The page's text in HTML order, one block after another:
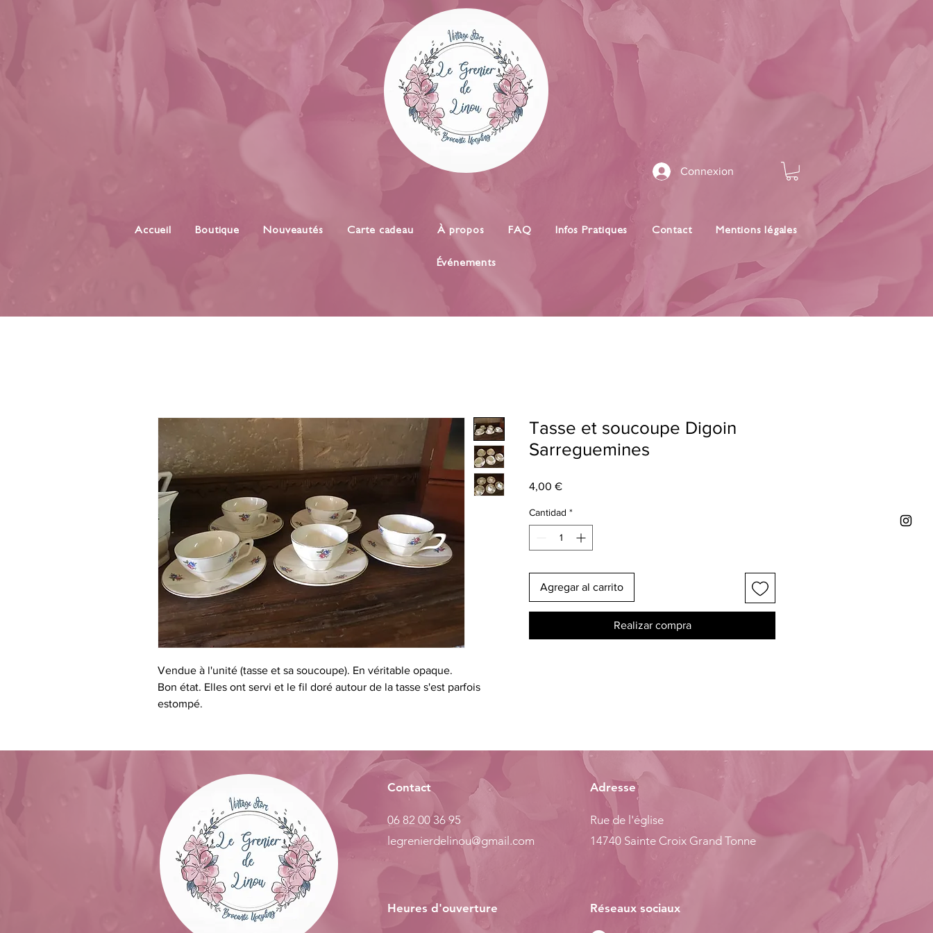
Connexion
Accueil Boutique Nouveautés Carte cadeau À propos FAQ Infos Pratiques Contact Mentions légales
Événements
Vendue à l'unité (tasse et sa soucoupe). En véritable opaque.
Bon état. Elles ont servi et le fil doré autour de la tasse s'est parfois
estompé.
Tasse et soucoupe Digoin
Sarreguemines
4,00 €Precio
Cantidad *
Agregar al carrito
Realizar compra
Contact
06 82 00 36 95
legrenierdelinou@gmail.com
Adresse
Rue de l'église
14740 Sainte Croix Grand Tonne
Heures d'ouverture Réseaux sociaux